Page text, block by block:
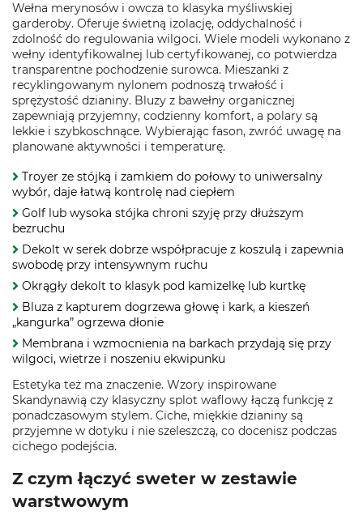
Wełna merynosów i owcza to klasyka myśliwskiej
garderoby. Oferuje świetną izolację, oddychalność i
zdolność do regulowania wilgoci. Wiele modeli wykonano z
wełny identyfikowalnej lub certyfikowanej, co potwierdza
transparentne pochodzenie surowca. Mieszanki z
recyklingowanym nylonem podnoszą trwałość i
sprężystość dzianiny. Bluzy z bawełny organicznej
zapewniają przyjemny, codzienny komfort, a polary są
lekkie i szybkoschnące. Wybierając fason, zwróć uwagę na
planowane aktywności i temperaturę.
Troyer ze stójką i zamkiem do połowy to uniwersalny
wybór, daje łatwą kontrolę nad ciepłem
Golf lub wysoka stójka chroni szyję przy dłuższym
bezruchu
Dekolt w serek dobrze współpracuje z koszulą i zapewnia
swobodę przy intensywnym ruchu
Okrągły dekolt to klasyk pod kamizelkę lub kurtkę
Bluza z kapturem dogrzewa głowę i kark, a kieszeń
„kangurka” ogrzewa dłonie
Membrana i wzmocnienia na barkach przydają się przy
wilgoci, wietrze i noszeniu ekwipunku
Estetyka też ma znaczenie. Wzory inspirowane
Skandynawią czy klasyczny splot waflowy łączą funkcję z
ponadczasowym stylem. Ciche, miękkie dzianiny są
przyjemne w dotyku i nie szeleszczą, co docenisz podczas
cichego podejścia.
Z czym łączyć sweter w zestawie
warstwowym